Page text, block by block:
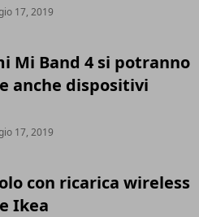
17, 2019
Mi Band 4 si potranno
anche dispositivi
17, 2019
con ricarica wireless
Ikea